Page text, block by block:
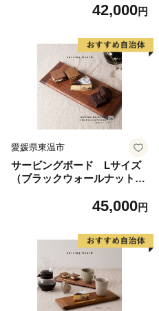
42,000円
愛媛県東温市
サービングボード Lサイズ
（ブラックウォールナット）
プレート 結婚祝い 新築祝
祝い プレゼント
45,000円